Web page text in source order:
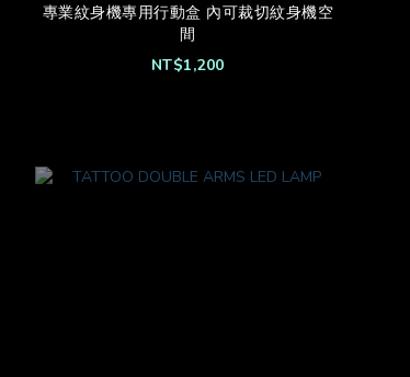
專業紋身機專用行動盒 內可裁切紋身機空
間
NT$1,200